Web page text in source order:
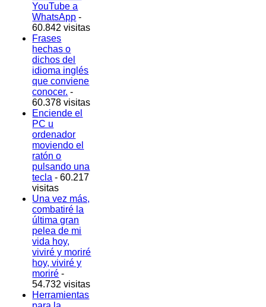
YouTube a
WhatsApp -
60.842 visitas
Frases
hechas o
dichos del
idioma inglés
que conviene
conocer. -
60.378 visitas
Enciende el
PC u
ordenador
moviendo el
ratón o
pulsando una
tecla - 60.217
visitas
Una vez más,
combatiré la
última gran
pelea de mi
vida hoy,
viviré y moriré
hoy, viviré y
moriré -
54.732 visitas
Herramientas